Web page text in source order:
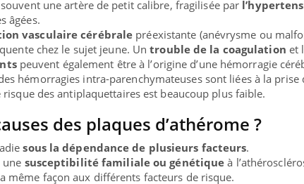
une artère de petit calibre, fragilisée par
âgées.
vasculaire cérébrale préexistante (anévrysme ou
chez le sujet jeune. Untrouble de la coagulation et
peuvent également être à l’origine d’une hémorragie
hémorragies intra-parenchymateuses sont liées à la prise
des antiplaquettaires est beaucoup plus faible.
des plaques d’athérome ?
sous la dépendance de plusieurs facteurs.
une susceptibilité familiale ou génétique à
même façon aux différents facteurs de risque.